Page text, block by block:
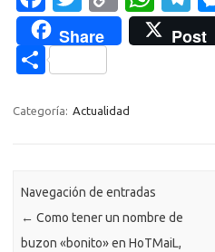
c
e
b
o
w
it
te
r
o
p
Li
h
at
el
e
Share Post
C
m
ti
r
Categoría: Actualidad
Navegación de entradas
← Como tener un nombre de
buzon «bonito» en HoTMaiL,